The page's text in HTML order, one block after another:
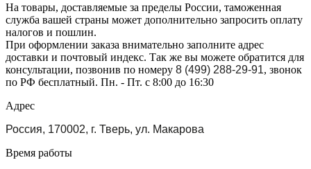
На товары, доставляемые за пределы России, таможенная
служба вашей страны может дополнительно запросить оплату
налогов и пошлин.
При оформлении заказа внимательно заполните адрес
доставки и почтовый индекс. Так же вы можете обратится для
консультации, позвонив по номеру 8 (499) 288-29-91, звонок
по РФ бесплатный. Пн. - Пт. с 8:00 до 16:30
Адрес
Россия, 170002, г. Тверь, ул. Макарова
Время работы